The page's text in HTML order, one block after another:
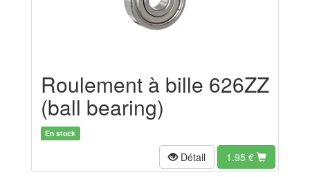
Roulement à bille 626ZZ
(ball bearing)
En stock
Détail 1.95 €